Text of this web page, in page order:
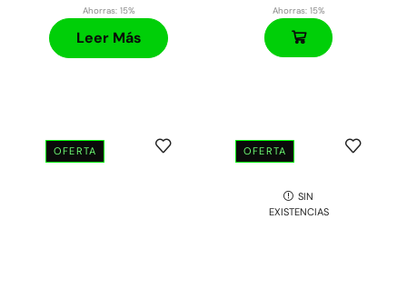
Ahorras:15%
Leer Más
Ahorras:15%
OFERTA OFERTA
SIN
EXISTENCIAS